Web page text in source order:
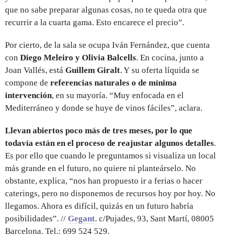
que no sabe preparar algunas cosas, no te queda otra que
recurrir a la cuarta gama. Esto encarece el precio”.
Por cierto, de la sala se ocupa Iván Fernández, que cuenta
con Diego Meleiro y Olivia Balcells. En cocina, junto a
Joan Vallés, está Guillem Giralt. Y su oferta líquida se
compone de referencias naturales o de mínima
intervención, en su mayoría. “Muy enfocada en el
Mediterráneo y donde se huye de vinos fáciles”, aclara.
Llevan abiertos poco más de tres meses, por lo que
todavía están en el proceso de reajustar algunos detalles.
Es por ello que cuando le preguntamos si visualiza un local
más grande en el futuro, no quiere ni planteárselo. No
obstante, explica, “nos han propuesto ir a ferias o hacer
caterings, pero no disponemos de recursos hoy por hoy. No
llegamos. Ahora es difícil, quizás en un futuro habría
posibilidades”. // Gegant. c/Pujades, 93, Sant Martí, 08005
Barcelona. Tel.: 699 524 529.